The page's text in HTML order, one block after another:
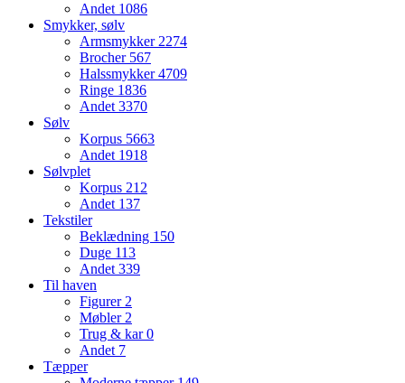
Andet 1086
Smykker, sølv
Armsmykker 2274
Brocher 567
Halssmykker4709
Ringe 1836
Andet 3370
Sølv
Korpus 5663
Andet 1918
Sølvplet
Korpus 212
Andet 137
Tekstiler
Beklædning 150
Duge 113
Andet 339
Til haven
Figurer 2
Møbler 2
Trug & kar0
Andet 7
Tæpper